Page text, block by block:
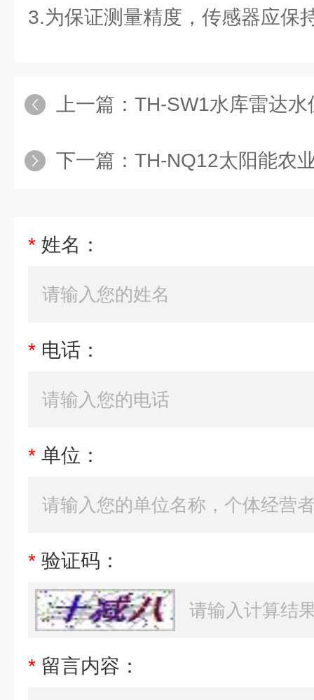
3.为保证测量精度，传感器应保
上一篇： TH-SW1水库雷达水
下一篇： TH-NQ12太阳能农
* 姓名：
* 电话：
* 单位：
* 验证码：
* 留言内容：